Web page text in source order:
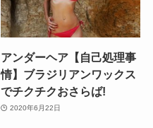
アンダーヘア【自己処理事
情】ブラジリアンワックス
でチクチクおさらば!
2020年6月22日